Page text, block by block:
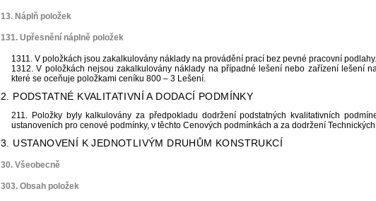
13. Náplň položek
131. Upřesnění náplně položek
1311. V položkách jsou zakalkulovány náklady na provádění prací bez pevné pracovní podlahy.
1312. V položkách nejsou zakalkulovány náklady na případné lešení nebo zařízení lešení
které se oceňuje položkami ceníku 800 – 3 Lešení.
2. PODSTATNÉ KVALITATIVNÍ A DODACÍ PODMÍNKY
211. Položky byly kalkulovány za předpokladu dodržení podstatných kvalitativních
ustanoveních pro cenové podmínky, v těchto Cenových podmínkách a za dodržení
3. USTANOVENÍ K JEDNOTLIVÝM DRUHŮM KONSTRUKCÍ
30. Všeobecně
303. Obsah položek